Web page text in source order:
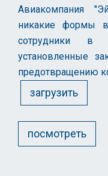
Авиакомпания
никакие формы
сотрудники в
установленные
предотвращению
загрузить
посмотреть